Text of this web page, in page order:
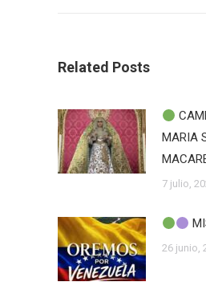
Related Posts
MARIA
7 julio,
26 junio,